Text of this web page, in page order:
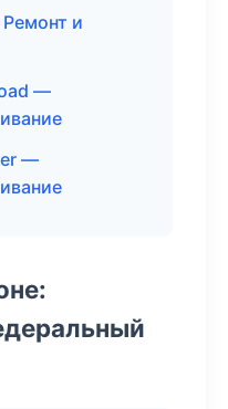
и
—
—